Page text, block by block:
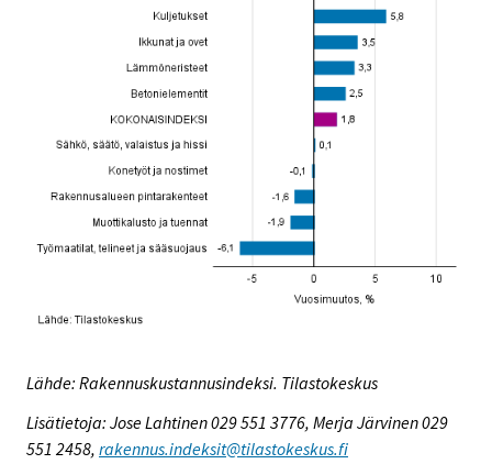
Lähde: Rakennuskustannusindeksi. Tilastokeskus
Lisätietoja: Jose Lahtinen 029 551 3776, Merja Järvinen 029
551 2458, rakennus.indeksit@tilastokeskus.fi